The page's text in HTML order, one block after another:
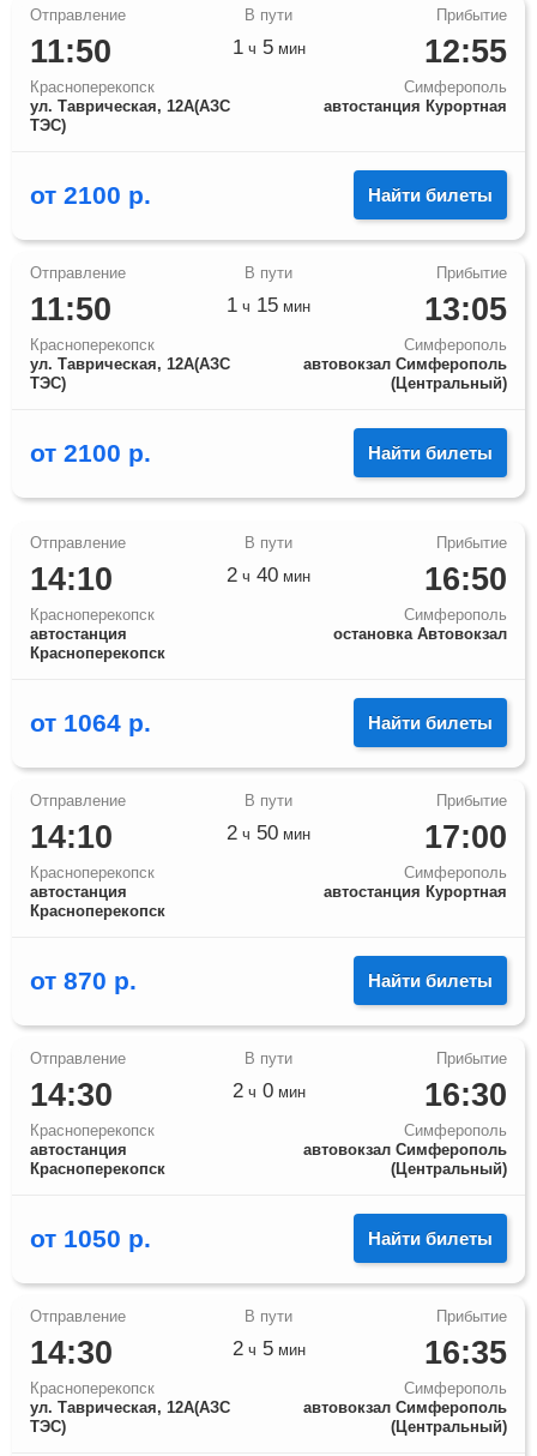
11:50
Красноперекопск
ул. Таврическая, 12А(АЗС
ТЭС)
12:55
Симферополь
автостанция Курортная
1ч 5мин
от 2100 р. Найти билеты
11:50
Красноперекопск
ул. Таврическая, 12А(АЗС
ТЭС)
13:05
Симферополь
автовокзал Симферополь
(Центральный)
1 ч 15 мин
от 2100 р. Найти билеты
14:10
Красноперекопск
автостанция
Красноперекопск
16:50
Симферополь
остановка Автовокзал
2 ч 40 мин
от 1064 р. Найти билеты
14:10
Красноперекопск
автостанция
Красноперекопск
17:00
Симферополь
автостанция Курортная
2 ч 50 мин
от 870 р. Найти билеты
14:30
Красноперекопск
автостанция
Красноперекопск
16:30
Симферополь
автовокзал Симферополь
(Центральный)
2ч 0мин
от 1050 р. Найти билеты
14:30
Красноперекопск
ул. Таврическая, 12А(АЗС
ТЭС)
16:35
Симферополь
автовокзал Симферополь
(Центральный)
2ч 5мин